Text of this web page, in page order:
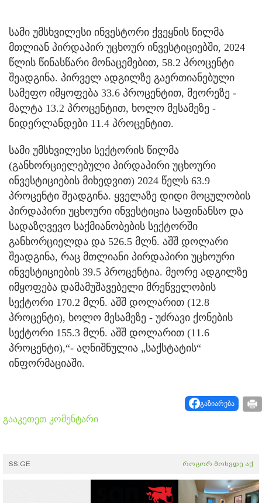
სამი უმსხვილესი ინვესტორი ქვეყნის წილმა
მთლიან პირდაპირ უცხოურ ინვესტიციებში, 2024
წლის წინასწარი მონაცემებით, 58.2 პროცენტი
შეადგინა. პირველ ადგილზე გაერთიანებული
სამეფო იმყოფება 33.6 პროცენტით, მეორეზე -
მალტა 13.2 პროცენტით, ხოლო მესამეზე -
ნიდერლანდები 11.4 პროცენტით.
სამი უმსხვილესი სექტორის წილმა
(განხორციელებული პირდაპირი უცხოური
ინვესტიციების მიხედვით) 2024 წელს 63.9
პროცენტი შეადგინა. ყველაზე დიდი მოცულობის
პირდაპირი უცხოური ინვესტიცია საფინანსო და
სადაზღვევო საქმიანობების სექტორში
განხორციელდა და 526.5 მლნ. აშშ დოლარი
შეადგინა, რაც მთლიანი პირდაპირი უცხოური
ინვესტიციების 39.5 პროცენტია. მეორე ადგილზე
იმყოფება დამამუშავებელი მრეწველობის
სექტორი 170.2 მლნ. აშშ დოლარით (12.8
პროცენტი), ხოლო მესამეზე - უძრავი ქონების
სექტორი 155.3 მლნ. აშშ დოლარით (11.6
პროცენტი),“- აღნიშნულია „საქსტატის“
ინფორმაციაში.
გაზიარება
გააკეთეთ კომენტარი
SS.GE როგორ მოხვდე აქ